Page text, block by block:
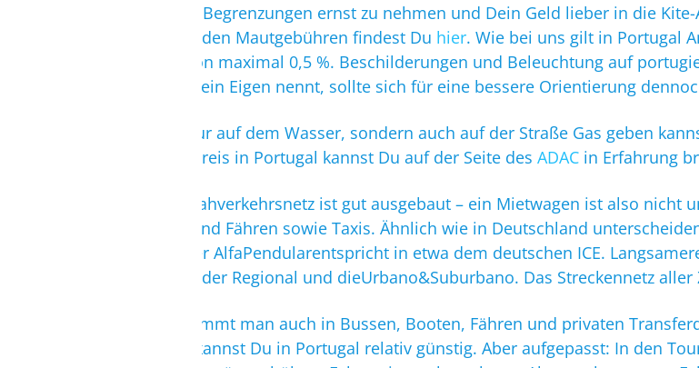
empfehlen, diese Begrenzungen ernst zu nehmen und Dein Geld lieber in die
Informationen zu den Mautgebühren findest Du hier. Wie bei uns gilt in Portugal
Promillegrenze von maximal 0,5 %. Beschilderungen und Beleuchtung auf
ein Smartphone sein Eigen nennt, sollte sich für eine bessere Orientierung
Damit Du nicht nur auf dem Wasser, sondern auch auf der Straße Gas geben
aktuellen Benzinpreis in Portugal kannst Du auf der Seite des ADAC in Erfahrung
Das öffentliche Nahverkehrsnetz ist gut ausgebaut – ein Mietwagen ist also
Bussen, Booten und Fähren sowie Taxis. Ähnlich wie in Deutschland
Streckenlänge. Der AlfaPendularentspricht in etwa dem deutschen ICE.
derInterRegional, der Regional und dieUrbano&Suburbano. Das Streckennetz
An der Algarve kommt man auch in Bussen, Booten, Fähren und privaten
. Taxi fahren kannst Du in Portugal relativ günstig. Aber aufgepasst: In den